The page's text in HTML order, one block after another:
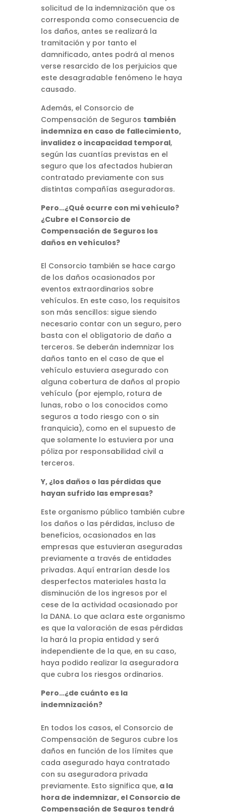
solicitud de la indemnización que os
corresponda como consecuencia de
los daños, antes se realizará la
tramitación y por tanto el
damnificado, antes podrá al menos
verse resarcido de los perjuicios que
este desagradable fenómeno le haya
causado.
Además, el Consorcio de
Compensación de Seguros también
indemniza en caso de fallecimiento,
invalidez o incapacidad temporal,
según las cuantías previstas en el
seguro que los afectados hubieran
contratado previamente con sus
distintas compañías aseguradoras.
Pero…¿Qué ocurre con mi vehículo?
¿Cubre el Consorcio de
Compensación de Seguros los
daños en vehículos?
El Consorcio también se hace cargo
de los daños ocasionados por
eventos extraordinarios sobre
vehículos. En este caso, los requisitos
son más sencillos: sigue siendo
necesario contar con un seguro, pero
basta con el obligatorio de daño a
terceros. Se deberán indemnizar los
daños tanto en el caso de que el
vehículo estuviera asegurado con
alguna cobertura de daños al propio
vehículo (por ejemplo, rotura de
lunas, robo o los conocidos como
seguros a todo riesgo con o sin
franquicia), como en el supuesto de
que solamente lo estuviera por una
póliza por responsabilidad civil a
terceros.
Y, ¿los daños o las pérdidas que
hayan sufrido las empresas?
Este organismo público también cubre
los daños o las pérdidas, incluso de
beneficios, ocasionados en las
empresas que estuvieran aseguradas
previamente a través de entidades
privadas. Aquí entrarían desde los
desperfectos materiales hasta la
disminución de los ingresos por el
cese de la actividad ocasionado por
la DANA. Lo que aclara este organismo
es que la valoración de esas pérdidas
la hará la propia entidad y será
independiente de la que, en su caso,
haya podido realizar la aseguradora
que cubra los riesgos ordinarios.
Pero…¿de cuánto es la
indemnización?
En todos los casos, el Consorcio de
Compensación de Seguros cubre los
daños en función de los límites que
cada asegurado haya contratado
con su aseguradora privada
previamente. Esto significa que, a la
hora de indemnizar, el Consorcio de
Compensación de Seguros tendrá